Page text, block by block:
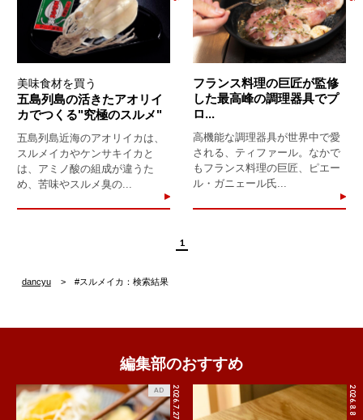
美味食材を買う
五島列島の活きたアオリイ
カでつくる"究極のスルメ"
五島列島近海のアオリイカは、
スルメイカやケンサキイカと
は、アミノ酸の組成が違うた
め、苦味やスルメ臭の...
フランス料理の巨匠が監修
した最高峰の調理器具でプ
ロ...
高機能な調理器具が世界中で愛
される、ティファール。なかで
もフランス料理の巨匠、ピエー
ル・ガニェール氏...
1
dancyu #スルメイカ：検索結果
編集部のおすすめ
2026.7.27
AD 2026.8.8